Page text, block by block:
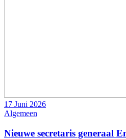
17 Juni 2026
Algemeen
Nieuwe secretaris generaal